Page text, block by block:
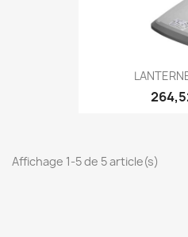
Affichage 1-5 de 5 article(s)